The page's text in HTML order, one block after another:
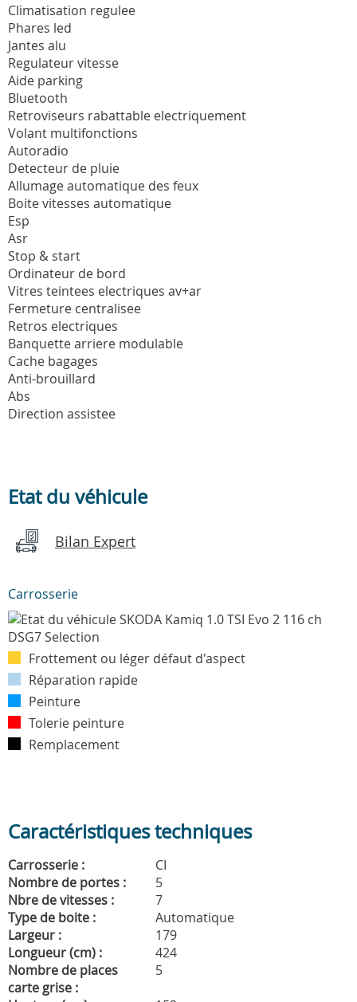
Climatisation regulee
Phares led
Jantes alu
Regulateur vitesse
Aide parking
Bluetooth
Retroviseurs rabattable electriquement
Volant multifonctions
Autoradio
Detecteur de pluie
Allumage automatique des feux
Boite vitesses automatique
Esp
Asr
Stop & start
Ordinateur de bord
Vitres teintees electriques av+ar
Fermeture centralisee
Retros electriques
Banquette arriere modulable
Cache bagages
Anti-brouillard
Abs
Direction assistee
Etat du véhicule
Bilan Expert
Carrosserie
Frottement ou léger défaut d'aspect
Réparation rapide
Peinture
Tolerie peinture
Remplacement
Caractéristiques techniques
Carrosserie :
CI
Nombre de portes :
5
Nbre de vitesses :
7
Type de boite :
Automatique
Largeur :
179
Longueur (cm) :
424
Nombre de places
carte grise :
5